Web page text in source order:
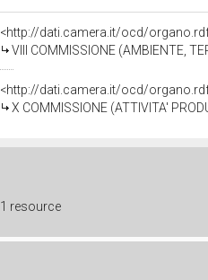
<http://dati.camera.it/ocd/
VIII COMMISSIONE (AMBIENTE,
<http://dati.camera.it/ocd/
X COMMISSIONE (ATTIVITA'
1 resource